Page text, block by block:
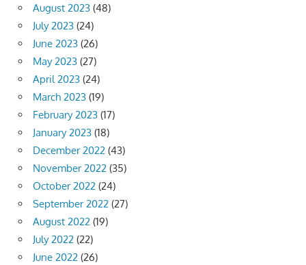
August 2023 (48)
July 2023 (24)
June 2023 (26)
May 2023 (27)
April 2023 (24)
March 2023 (19)
February 2023 (17)
January 2023 (18)
December 2022 (43)
November 2022 (35)
October 2022 (24)
September 2022 (27)
August 2022 (19)
July 2022 (22)
June 2022 (26)